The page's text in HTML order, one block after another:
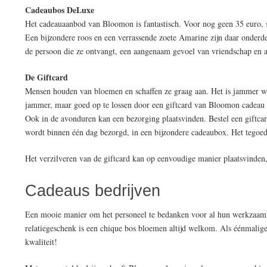
Cadeaubos DeLuxe
Het cadeauaanbod van Bloomon is fantastisch. Voor nog geen 35
Een bijzondere roos en een verrassende zoete Amarine zijn daar
de persoon die ze ontvangt, een aangenaam gevoel van vriendschap en
De Giftcard
Mensen houden van bloemen en schaffen ze graag aan. Het is jammer
jammer, maar goed op te lossen door een giftcard van Bloomon
Ook in de avonduren kan een bezorging plaatsvinden. Bestel een
wordt binnen één dag bezorgd, in een bijzondere cadeaubox. Het
Het verzilveren van de giftcard kan op eenvoudige manier
Cadeaus bedrijven
Een mooie manier om het personeel te bedanken voor al hun
relatiegeschenk is een chique bos bloemen altijd welkom. Als
kwaliteit!